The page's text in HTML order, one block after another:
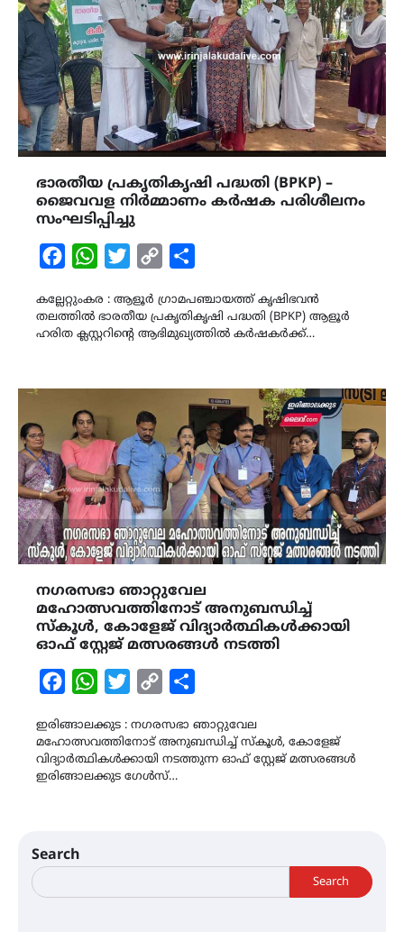
ഭാരതീയ പ്രകൃതികൃഷി പദ്ധതി (BPKP) –
ജൈവവള നിർമ്മാണം കർഷക പരിശീലനം
സംഘടിപ്പിച്ചു
FacebookWhatsAppTwitterCopy
കല്ലേറ്റുംകര : ആളൂർ ഗ്രാമപഞ്ചായത്ത് കൃഷിഭവൻ
തലത്തിൽ ഭാരതീയ പ്രകൃതികൃഷി പദ്ധതി (BPKP) ആളൂർ
ഹരിത ക്ലസ്റ്ററിന്റെ ആഭിമുഖ്യത്തിൽ കർഷകർക്ക്…
നഗരസഭാ ഞാറ്റുവേല
മഹോത്സവത്തിനോട് അനുബന്ധിച്ച്
സ്കൂൾ, കോളേജ് വിദ്യാർത്ഥികൾക്കായി
ഓഫ് സ്റ്റേജ് മത്സരങ്ങൾ നടത്തി
FacebookWhatsAppTwitterCopy
ഇരിങ്ങാലക്കുട : നഗരസഭാ ഞാറ്റുവേല
മഹോത്സവത്തിനോട് അനുബന്ധിച്ച് സ്കൂൾ, കോളേജ്
വിദ്യാർത്ഥികൾക്കായി നടത്തുന്ന ഓഫ് സ്റ്റേജ് മത്സരങ്ങൾ
ഇരിങ്ങാലക്കുട ഗേൾസ്…
Search
Search